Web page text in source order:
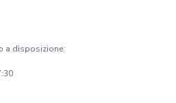
a disposizione: